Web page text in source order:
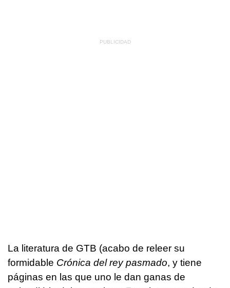
La literatura de GTB (acabo de releer su
formidable Crónica del rey pasmado, y tiene
páginas en las que uno le dan ganas de